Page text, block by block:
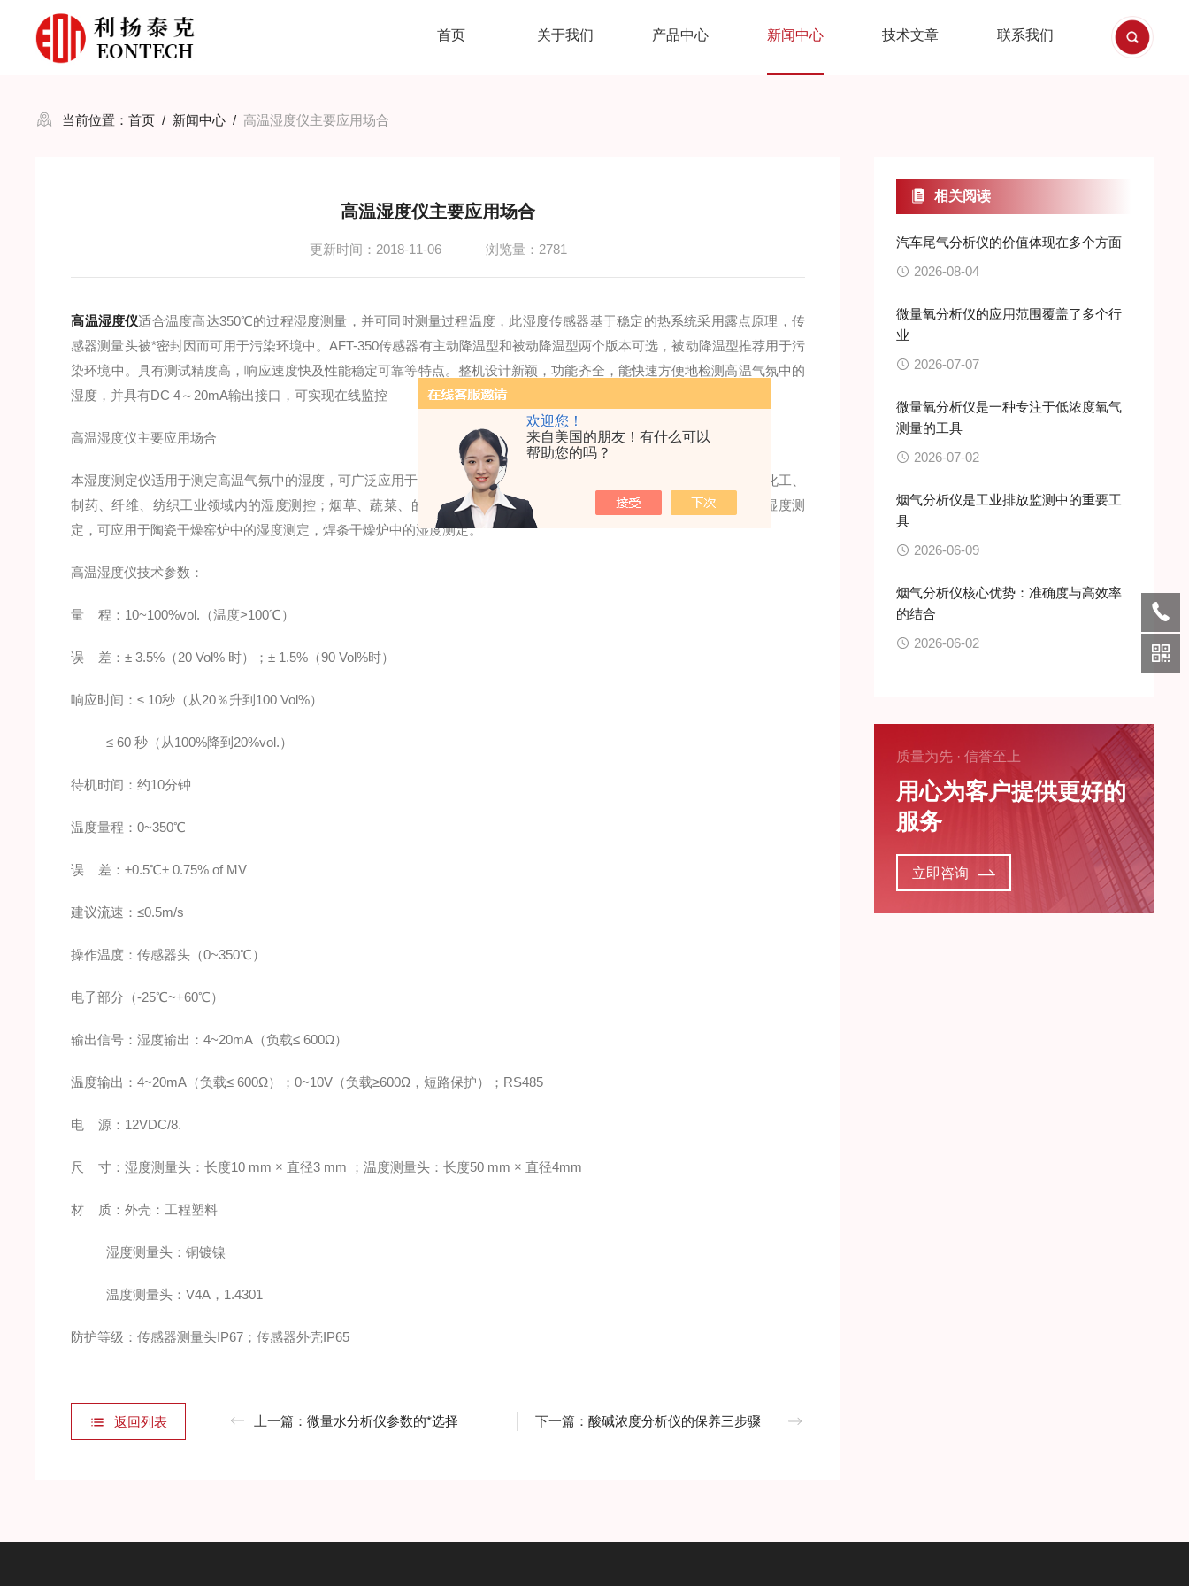
欢迎您！
来自美国的朋友！有什么可以
帮助您的吗？
首页 关于我们 产品中心 新闻中心 技术文章 联系我们
当前位置：首页 / 新闻中心 / 高温湿度仪主要应用场合
高温湿度仪主要应用场合
更新时间：2018-11-06 浏览量：2781
高温湿度仪适合温度高达350℃的过程湿度测量，并可同时测量过程温度，此湿度传感器基于稳定的热系统采用露点原理，传
感器测量头被*密封因而可用于污染环境中。AFT-350传感器有主动降温型和被动降温型两个版本可选，被动降温型推荐用于污
染环境中。具有测试精度高，响应速度快及性能稳定可靠等特点。整机设计新颖，功能齐全，能快速方便地检测高温气氛中的
湿度，并具有DC 4～20mA输出接口，可实现在线监控
高温湿度仪主要应用场合
本湿度测定仪适用于测定高温气氛中的湿度，可广泛应用于印染，蒸化，烘干，烟草，木材、造纸工业中的湿度测控；化工、
制药、纤维、纺织工业领域内的湿度测控；烟草、蔬菜、的湿度测控。同时，本湿度测定仪还可使用于燃烧环境下的湿度测
定，可应用于陶瓷干燥窑炉中的湿度测定，焊条干燥炉中的湿度测定。
高温湿度仪技术参数：
量 程：10~100%vol.（温度>100℃）
误 差：± 3.5%（20 Vol% 时）；± 1.5%（90 Vol%时）
响应时间：≤ 10秒（从20％升到100 Vol%）
≤ 60 秒（从100%降到20%vol.）
待机时间：约10分钟
温度量程：0~350℃
误 差：±0.5℃± 0.75% of MV
建议流速：≤0.5m/s
操作温度：传感器头（0~350℃）
电子部分（-25℃~+60℃）
输出信号：湿度输出：4~20mA（负载≤ 600Ω）
温度输出：4~20mA（负载≤ 600Ω）；0~10V（负载≥600Ω，短路保护）；RS485
电 源：12VDC/8.
尺 寸：湿度测量头：长度10 mm × 直径3 mm ；温度测量头：长度50 mm × 直径4mm
材 质：外壳：工程塑料
湿度测量头：铜镀镍
温度测量头：V4A，1.4301
防护等级：传感器测量头IP67；传感器外壳IP65
返回列表 上一篇：微量水分析仪参数的*选择 下一篇：酸碱浓度分析仪的保养三步骤
相关阅读
汽车尾气分析仪的价值体现在多个方面
2026-08-04
微量氧分析仪的应用范围覆盖了多个行
业
2026-07-07
微量氧分析仪是一种专注于低浓度氧气
测量的工具
2026-07-02
烟气分析仪是工业排放监测中的重要工
具
2026-06-09
烟气分析仪核心优势：准确度与高效率
的结合
2026-06-02
质量为先 · 信誉至上
用心为客户提供更好的
服务
立即咨询